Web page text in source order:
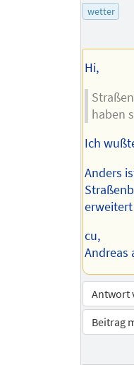
wetter
Hi,
haben
Ich
Anders
cu,
Andreas
Antwort
Beitrag